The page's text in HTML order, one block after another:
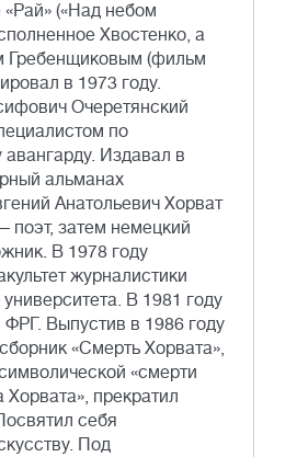
«Рай» («Над небом
Хвостенко, а
Гребенщиковым (фильм
в 1973 году.
Очеретянский
по
авангарду. Издавал в
альманах
Анатольевич Хорват
затем немецкий
В 1978 году
журналистики
В 1981 году
Выпустив в 1986 году
«Смерть Хорвата»,
«смерти
Хорвата», прекратил
себя
Под